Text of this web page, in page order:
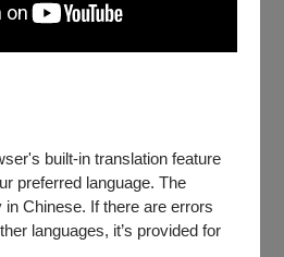
built-in translation feature
preferred language. The
Chinese. If there are errors
languages, it’s provided for
青少年競賽項目入圍
佳新導演、最佳青年演員
演
芭蕾舞者，卻發現奶奶和爸爸隱
決定和最好的朋友，依靠自己豐富
來的霓虹光影，一起展開尋母之
她開始質疑自己最親近的家人的意
莉的親生母親，卻也迎來一段不如